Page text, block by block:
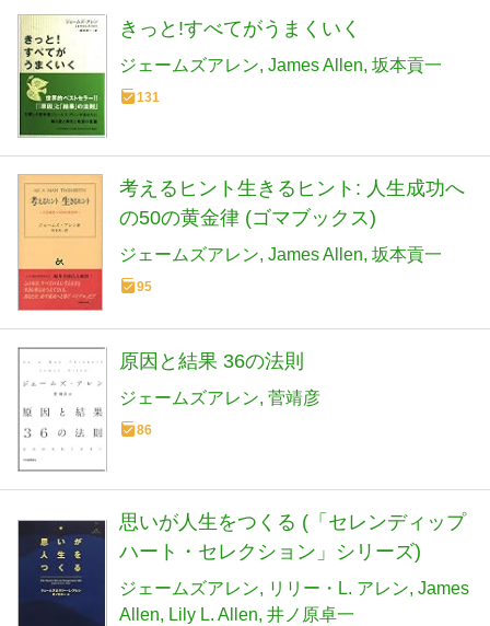
きっと!すべてがうまくいく
ジェームズアレン James Allen 坂本貢一
131
考えるヒント生きるヒント: 人生成功へ
の50の黄金律 (ゴマブックス)
ジェームズアレン James Allen 坂本貢一
95
原因と結果 36の法則
ジェームズアレン 菅靖彦
86
思いが人生をつくる (「セレンディップ
ハート・セレクション」シリーズ)
ジェームズアレン リリー・L. アレン James
Allen
Lily L. Allen 井ノ原卓一